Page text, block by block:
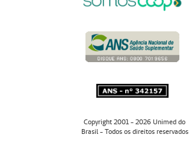
Copyright 2001 - 2026 Unimed do
Brasil - Todos os direitos reservados